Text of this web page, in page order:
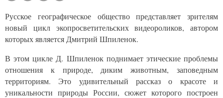
Русское географическое общество представляет зрителям
новый цикл экопросветительских видеороликов, автором
которых является Дмитрий Шпиленок.
В этом цикле Д. Шпиленок поднимает этические проблемы
отношения к природе, диким животным, заповедным
территориям. Это удивительный рассказ о красоте и
уникальности природы России, сюжет которого построен